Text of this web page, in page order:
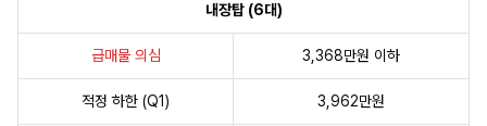
내장탑 (6대)
급매물 의심 3,368만원 이하
적정 하한 (Q1) 3,962만원